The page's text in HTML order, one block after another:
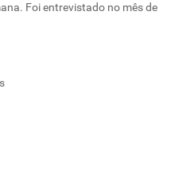
Foi entrevistado no mês de